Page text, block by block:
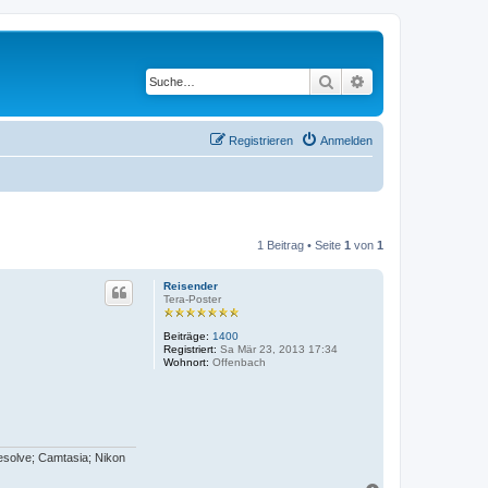
Suche
Anmelden
Registrieren
1 Beitrag • Seite 1 von 1
Reisender
Tera-Poster
Beiträge: 1400
Registriert: Sa Mär 23, 2013 17:34
Wohnort: Offenbach
Camtasia; Nikon